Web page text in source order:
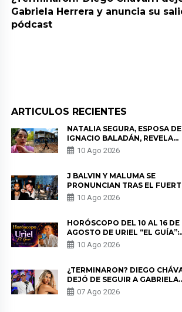
Gabriela Herrera y anuncia su
pódcast
ARTICULOS RECIENTES
NATALIA SEGURA, ESPOSA DE
IGNACIO BALADÁN, REVELA
COMO VIVIÓ EL TERREMOTO
COLOMBIA: “NO ME PODÍA
10 Ago 2026
J BALVIN Y MALUMA SE
PRONUNCIAN TRAS EL
TERREMOTO EN COLOMBIA:
“VAMOS A MOVERNOS PARA
10 Ago 2026
HORÓSCOPO DEL 10 AL 16 DE
AGOSTO DE URIEL “EL GUÍA”:
PREDICCIONES PARA TODOS
SIGNOS DEL ZODIACO AQUÍ
10 Ago 2026
¿TERMINARON? DIEGO
DEJÓ DE SEGUIR A GABRIELA
HERRERA Y ANUNCIA SU
DE PÓDCAST
07 Ago 2026